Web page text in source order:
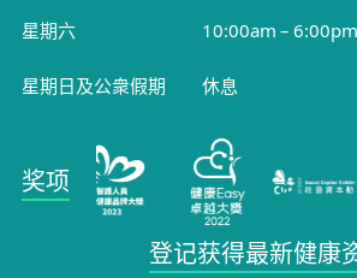
星期六 10:00am – 6:00pm
星期日及公衆假期 休息
登记获得最新健康
奖项